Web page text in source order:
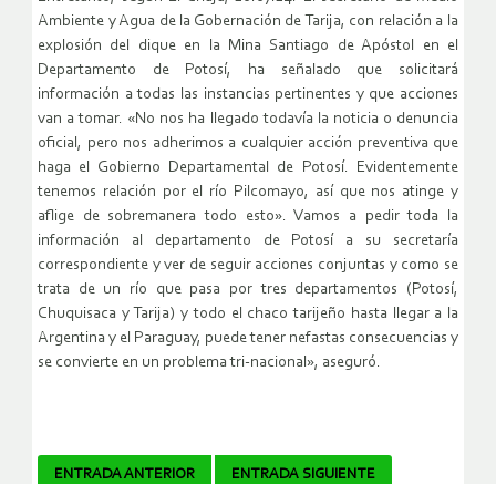
Ambiente y Agua de la Gobernación de Tarija, con relación a la
explosión del dique en la Mina Santiago de Apóstol en el
Departamento de Potosí, ha señalado que solicitará
información a todas las instancias pertinentes y que acciones
van a tomar. «No nos ha llegado todavía la noticia o denuncia
oficial, pero nos adherimos a cualquier acción preventiva que
haga el Gobierno Departamental de Potosí. Evidentemente
tenemos relación por el río Pilcomayo, así que nos atinge y
aflige de sobremanera todo esto». Vamos a pedir toda la
información al departamento de Potosí a su secretaría
correspondiente y ver de seguir acciones conjuntas y como se
trata de un río que pasa por tres departamentos (Potosí,
Chuquisaca y Tarija) y todo el chaco tarijeño hasta llegar a la
Argentina y el Paraguay, puede tener nefastas consecuencias y
se convierte en un problema tri-nacional», aseguró.
ENTRADA ANTERIOR ENTRADA SIGUIENTE